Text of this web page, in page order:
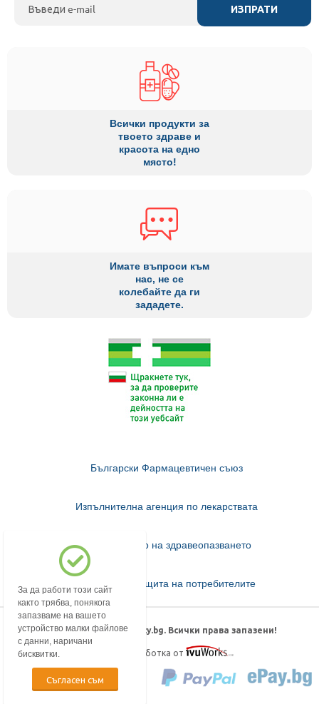
ИЗПРАТИ
Всички продукти за
твоето здраве и
красота на едно
място!
Имате въпроси към
нас, не се
колебайте да ги
зададете.
Български Фармацевтичен съюз
Изпълнителна агенция по лекарствата
Министерство на здравеопазването
Комисия за защита на потребителите
© 2018-2026 mypharmacy.bg. Всички права запазени!
Дизайн и изработка от
За да работи този сайт
както трябва, понякога
запазваме на вашето
устройство малки файлове
с данни, наричани
бисквитки.
Съгласен съм